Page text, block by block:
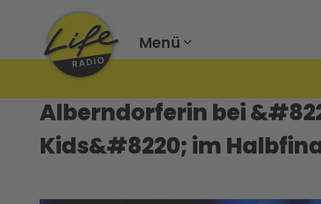
Menü
Alberndorferin bei
Kids&#8220; im